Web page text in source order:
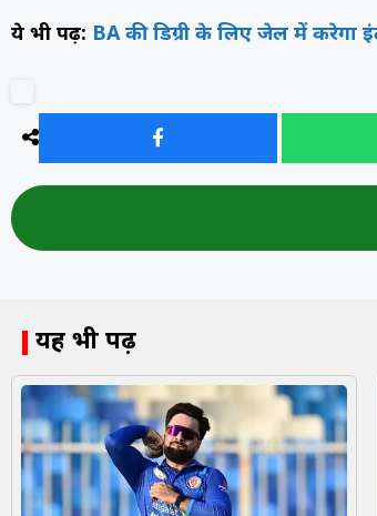
ये भी पढ़ें: BA की डिग्री के लिए जेल में करेगा
यह भी पढ़ें